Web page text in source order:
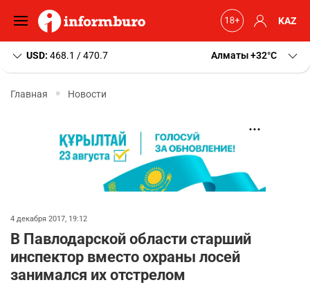
KAZ
USD: 468.1 / 470.7 Алматы+32 C
Главная Новости
4 декабря 2017, 19:12
В Павлодарской области старший
инспектор вместо охраны лосей
занимался их отстрелом